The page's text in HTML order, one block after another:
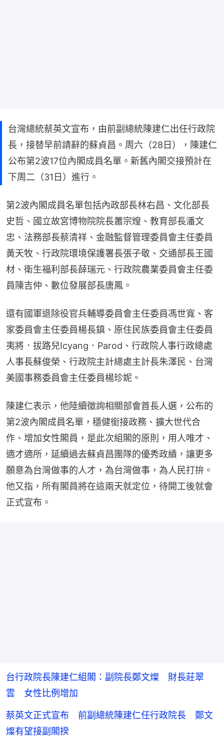
台灣總統蔡英文宣布，由前副總統陳建仁出任行政院
長，接替早前請辭的蘇貞昌。周六（28日），陳建仁
公布第2波17位內閣成員名單。新舊內閣交接預計在
下周二（31日）進行。
第2波內閣成員名單包括內政部長林右昌、文化部長
史哲、國立故宮博物院院長蕭宗煌、教育部長潘文
忠、法務部長蔡清祥、金融監督管理委員會主任委員
黃天牧、行政院環境保護署長張子敬、交通部長王國
材、衛生福利部長薛瑞元、行政院農業委員會主任委
員陳吉仲、數位發展部長唐鳳。
還有國軍退除役官兵輔導委員會主任委員馮世寬、客
家委員會主任委員楊長鎮、原住民族委員會主任委員
夷將．拔路兒Icyang．Parod、行政院人事行政總處
人事長蘇俊榮、行政院主計總處主計長朱澤民、台灣
美國事務委員會主任委員楊珍妮。
陳建仁表示，他陸續徵詢相關部會首長人選，公布的
第2波內閣成員名單，穩健銜接政務、擴大世代合
作、增加女性閣員，是此次組閣的原則，用人唯才、
適才適所，延續過去蘇貞昌團隊的優秀政績，讓更多
願意為台灣做事的人才，為台灣做事，為人民打拚。
他又指，所有閣員將在這兩天就定位，待開工後就會
正式宣布。
台行政院長陳建仁組閣：副院長鄭文燦 財長莊翠
雲 女性比例增加
蔡英文正式宣布 前副總統陳建仁任行政院長 鄭文
燦有望接副閣揆